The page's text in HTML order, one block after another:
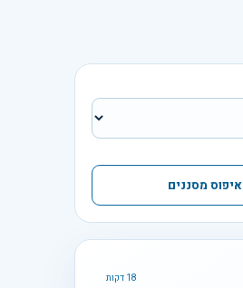
איפוס מסננים
18 דקות